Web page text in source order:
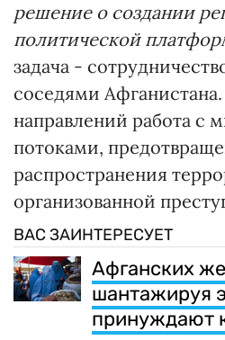
решение о создании
политической
задача -
соседями
направлений работа с
потоками,
распространения
организованной
ВАС ЗАИНТЕРЕСУЕТ
Афганских
шантажируя
принуждают